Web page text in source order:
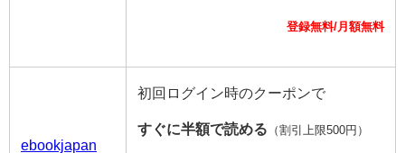
登録無料/月額無料
ebookjapan
初回ログイン時のクーポンで
すぐに半額で読める （割引上限500円）